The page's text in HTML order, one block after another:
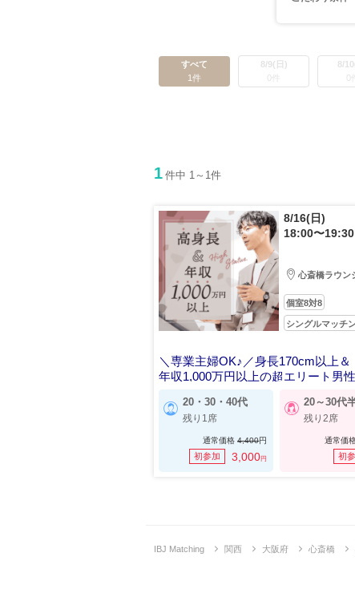
すべて
1件
8/9(日)
0件
8/
0件
1 件中 1～1件
8/16(日)
18:00〜19:30
心斎橋ラウン
個室8対8
シングルマッチ
＼専業主婦OK♪／身長170cm以上＆
年収1,000万円以上の超エリート男性
20・30・40代
残り1席
通常価格4,400円
初参加 3,000円
20～30代
残り2席
通常価
初
IBJ Matching 関西 大阪府 心斎橋